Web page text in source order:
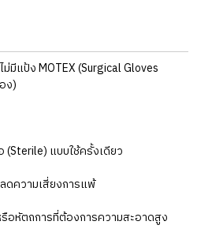
มีแป้ง MOTEX (Surgical Gloves
ง)
แบบใช้ครั้งเดียว
ดความเสี่ยงการแพ้
อหัตถการที่ต้องการความสะอาดสูง